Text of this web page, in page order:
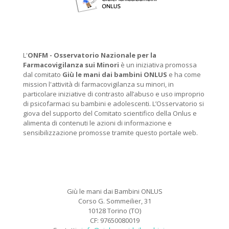
L'ONFM - Osservatorio Nazionale per la
Farmacovigilanza sui Minori è un iniziativa promossa
dal comitato Giù le mani dai bambini ONLUS e ha come
mission l'attività di farmacovigilanza su minori, in
particolare iniziative di contrasto all’abuso e uso improprio
di psicofarmaci su bambini e adolescenti. L’Osservatorio si
giova del supporto del Comitato scientifico della Onlus e
alimenta di contenuti le azioni di informazione e
sensibilizzazione promosse tramite questo portale web.
Giù le mani dai Bambini ONLUS
Corso G. Sommeilier, 31
10128 Torino (TO)
CF: 97650080019